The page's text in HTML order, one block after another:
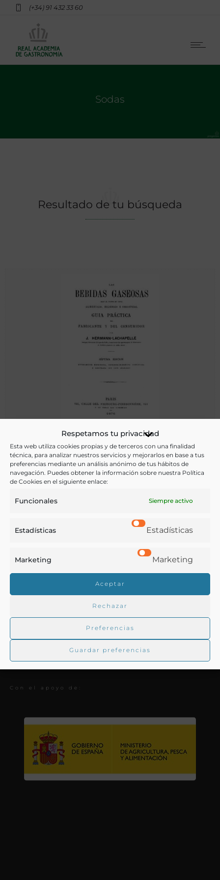
Respetamos tu privacidad
Esta web utiliza cookies propias y de terceros con una finalidad
técnica, para analizar nuestros servicios y mejorarlos en base a tus
preferencias mediante un análisis anónimo de tus hábitos de
navegación. Puedes obtener la información sobre nuestra Política
de Cookies en el siguiente enlace:
Funcionales Siempre activo
Estadísticas Estadísticas
Marketing Marketing
Aceptar
Rechazar
Preferencias
Guardar preferencias
(+34) 91 432 33 60
Sodas
Resultado de tu búsqueda
Las bebidas gaseosas bajo el punto de vista alimenticio,
consumidor por J. Hermann Lachapelle
Hermann-Lachapelle, J.
[s.l.] (Clichy) - 1876
Real Academia de Gastronomía
Trabajamos para difundir y proteger la cultura
La RAG
Con el apoyo de: